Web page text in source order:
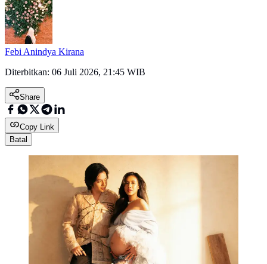
Febi Anindya Kirana
Diterbitkan: 06 Juli 2026, 21:45 WIB
Share
Copy Link
Batal